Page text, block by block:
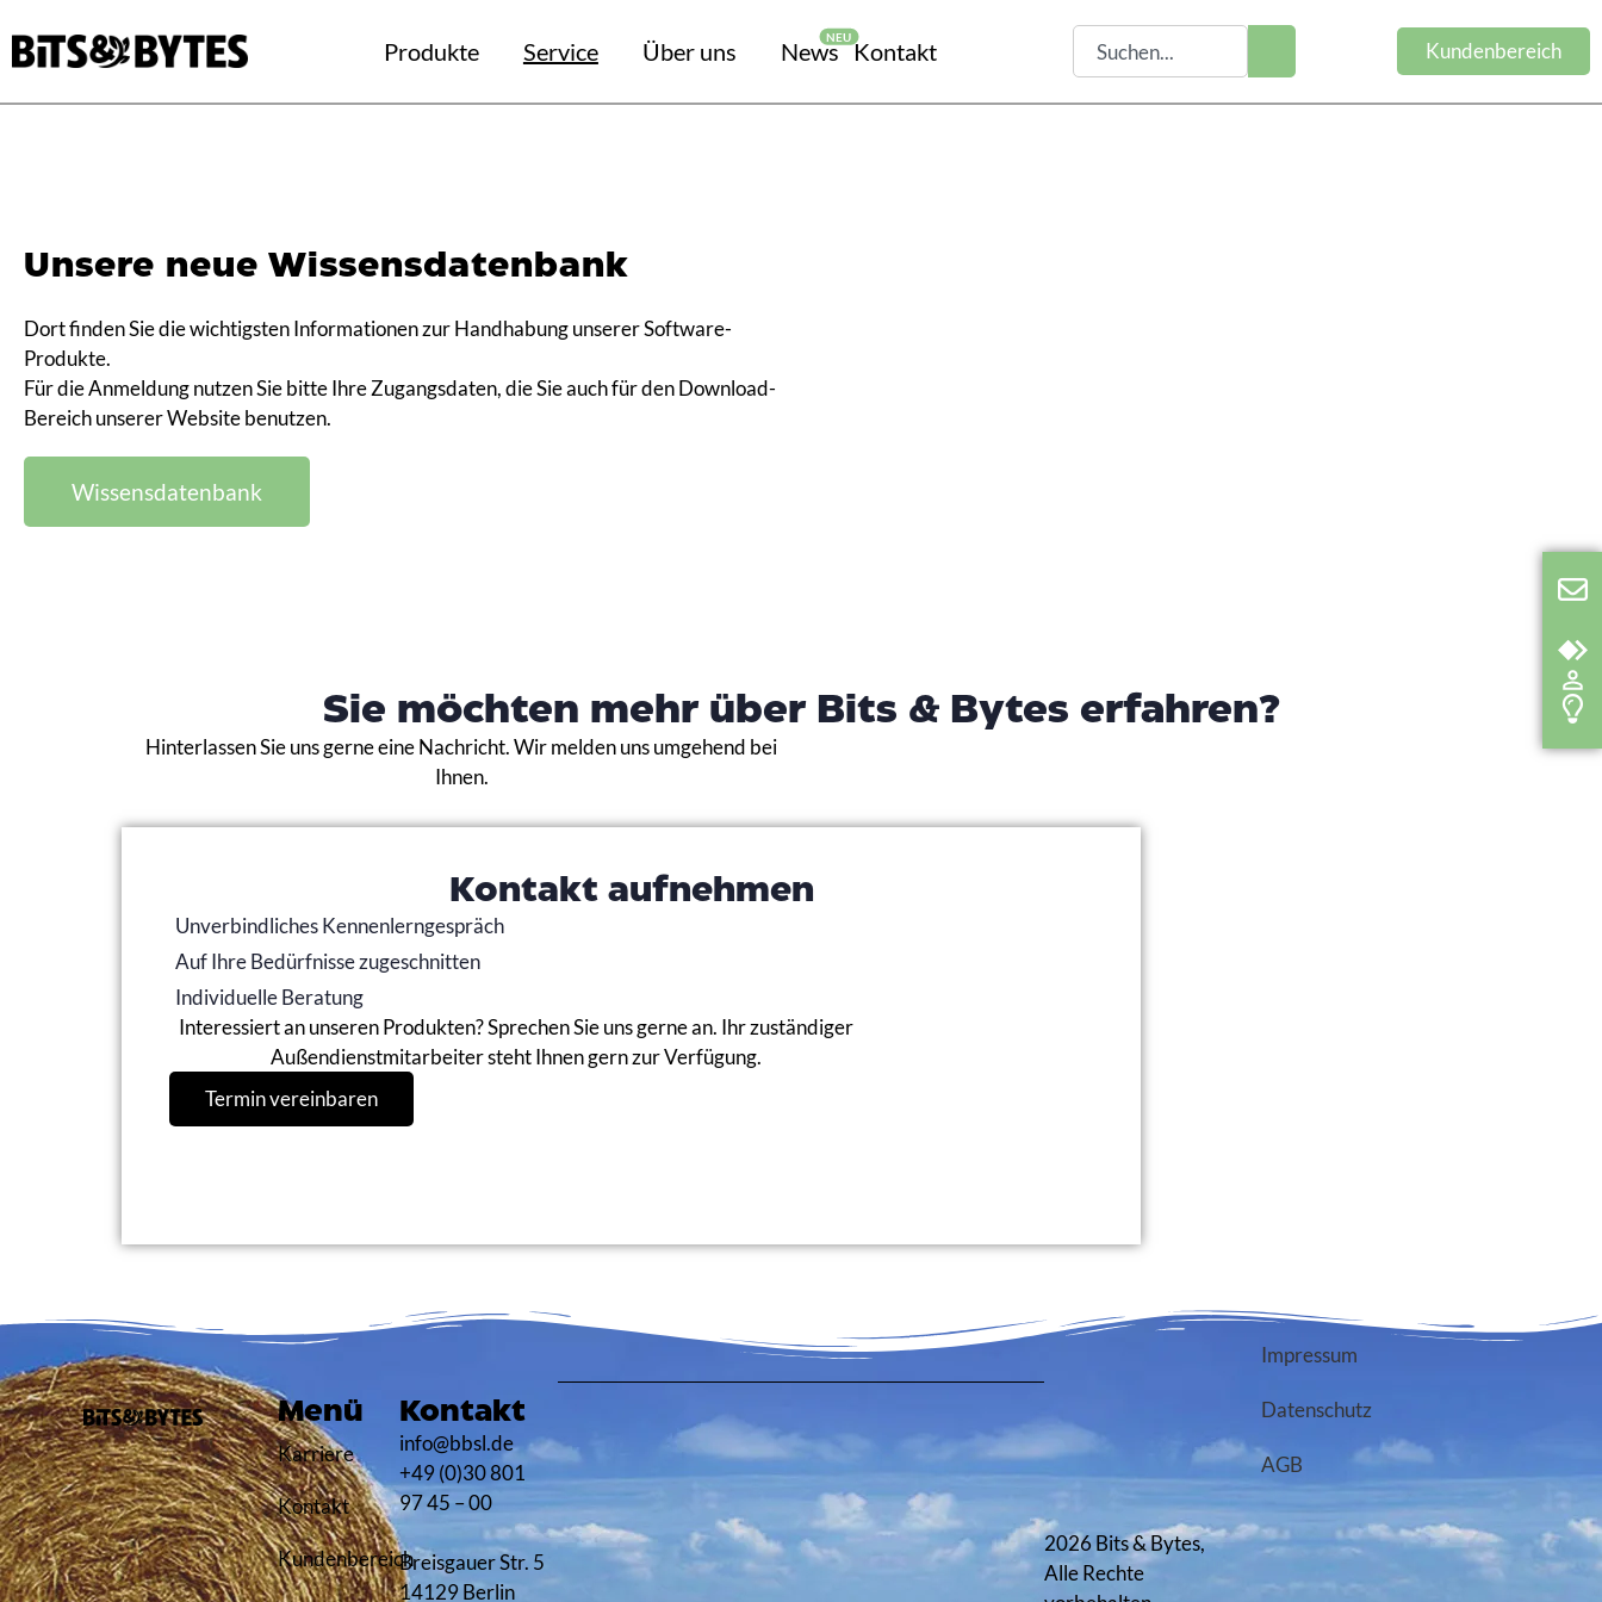
Produkte Service Über uns News Kontakt Kundenbereich
Unsere neue Wissensdatenbank
Dort finden Sie die wichtigsten Informationen zur Handhabung unserer Software-
Produkte.
Für die Anmeldung nutzen Sie bitte Ihre Zugangsdaten, die Sie auch für den Download-
Bereich unserer Website benutzen.
Wissensdatenbank
Sie möchten mehr über Bits & Bytes erfahren?
Hinterlassen Sie uns gerne eine Nachricht. Wir melden uns umgehend bei
Ihnen.
Kontakt aufnehmen
Unverbindliches Kennenlerngespräch
Auf Ihre Bedürfnisse zugeschnitten
Individuelle Beratung
Interessiert an unseren Produkten? Sprechen Sie uns gerne an. Ihr zuständiger
Außendienstmitarbeiter steht Ihnen gern zur Verfügung.
Termin vereinbaren
Menü
Karriere
Kontakt
Kundenbereich
Kontakt
info@bbsl.de
+49 (0)30 801
97 45 – 00
Breisgauer Str. 5
14129 Berlin
2026 Bits & Bytes,
Alle Rechte
Impressum
Datenschutz
AGB